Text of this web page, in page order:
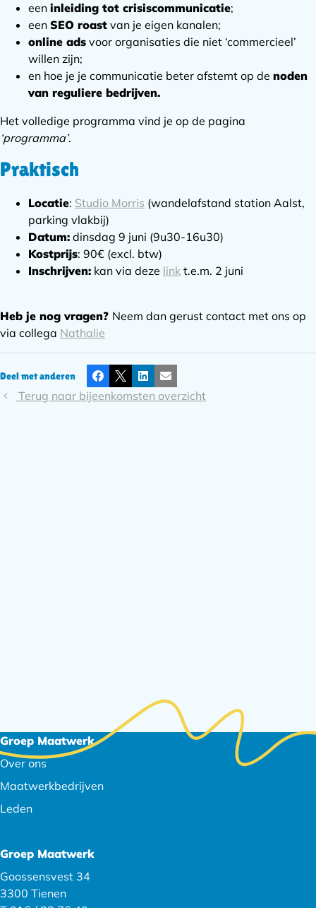
een inleiding tot crisiscommunicatie;
een SEO roast van je eigen kanalen;
online ads voor organisaties die niet ‘commercieel’
willen zijn;
en hoe je je communicatie beter afstemt op de noden
van reguliere bedrijven.
Het volledige programma vind je op de pagina
‘programma’.
Praktisch
Locatie: Studio Morris (wandelafstand station Aalst,
parking vlakbij)
Datum: dinsdag 9 juni (9u30-16u30)
Kostprijs: 90€ (excl. btw)
Inschrijven: kan via deze link t.e.m. 2 juni
Heb je nog vragen? Neem dan gerust contact met ons op
via collega Nathalie
Deel met anderen Facebook
X LinkedInE-mail
Terug naar bijeenkomsten overzicht
Footer
navigatie
Groep Maatwerk
Over ons
Maatwerkbedrijven
Leden
Groep Maatwerk
Goossensvest 34
3300 Tienen